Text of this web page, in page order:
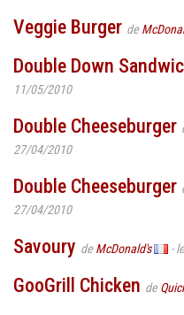
Veggie Burger de
Double Down
11/05/2010
Double Cheeseburger
27/04/2010
Double Cheeseburger
27/04/2010
Savoury de McDonald's -
GooGrill Chicken de